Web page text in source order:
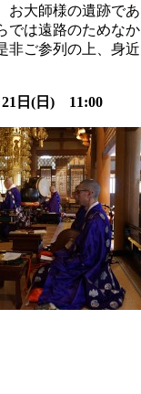
お大師様の遺跡で
では遠路のためな
非ご参列の上、身
21日(日) 11:00